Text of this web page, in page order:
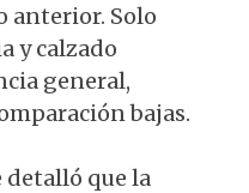
anterior. Solo
y calzado
general,
bajas.
que la